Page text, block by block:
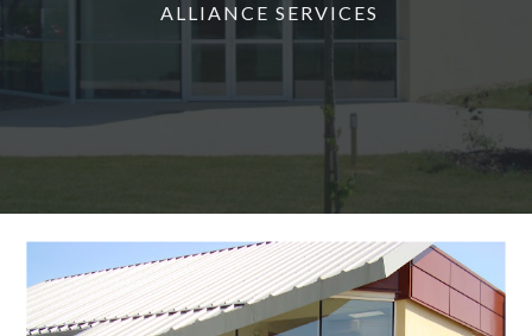
ALLIANCE SERVICES